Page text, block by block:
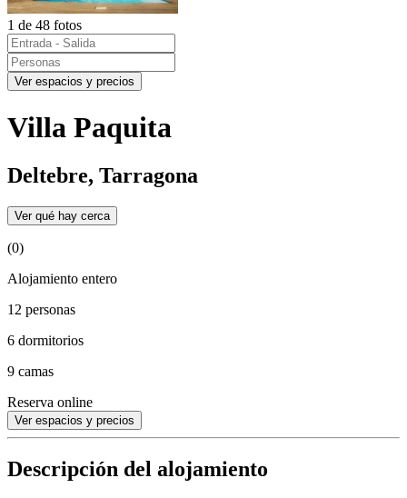
1 de 48 fotos
Ver espacios y precios
Villa Paquita
Deltebre, Tarragona
Ver qué hay cerca
(0)
Alojamiento entero
12 personas
6 dormitorios
9 camas
Reserva online
Ver espacios y precios
Descripción del alojamiento